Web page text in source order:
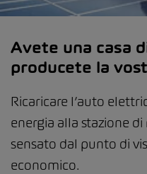
Avete una casa
producete la
Ricaricare l’auto
energia alla stazione
sensato dal punto di
economico.